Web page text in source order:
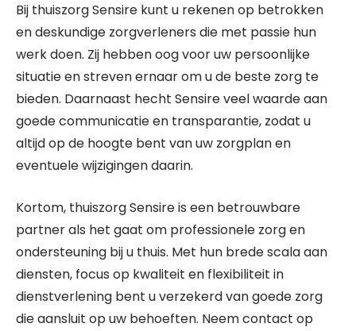
Bij thuiszorg Sensire kunt u rekenen op betrokken
en deskundige zorgverleners die met passie hun
werk doen. Zij hebben oog voor uw persoonlijke
situatie en streven ernaar om u de beste zorg te
bieden. Daarnaast hecht Sensire veel waarde aan
goede communicatie en transparantie, zodat u
altijd op de hoogte bent van uw zorgplan en
eventuele wijzigingen daarin.
Kortom, thuiszorg Sensire is een betrouwbare
partner als het gaat om professionele zorg en
ondersteuning bij u thuis. Met hun brede scala aan
diensten, focus op kwaliteit en flexibiliteit in
dienstverlening bent u verzekerd van goede zorg
die aansluit op uw behoeften. Neem contact op